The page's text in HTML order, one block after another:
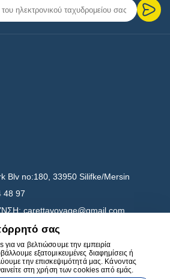
Blv no:180, 33950 Silifke/Mersin
48 97
carettavoyage@gmail.com
ΔΙΚΤΥΩΣΗΣ
σας
να βελτιώσουμε την εμπειρία
εξατομικευμένες διαφημίσεις ή
την επισκεψιμότητά μας. Κάνοντας
στη χρήση των cookies από εμάς.